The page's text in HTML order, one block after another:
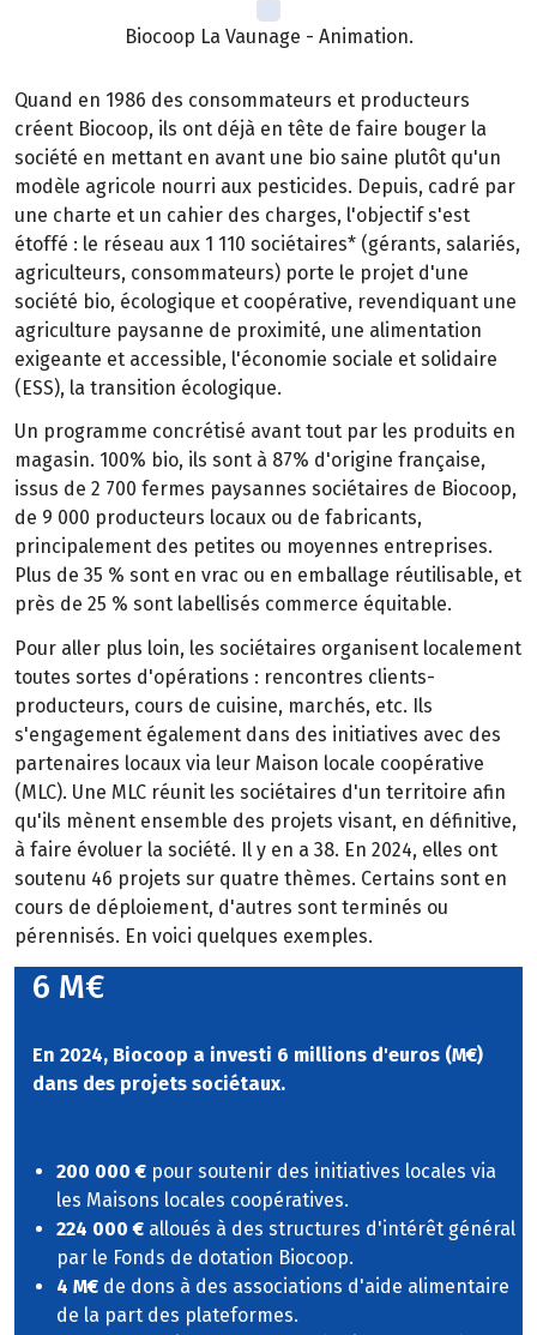
Biocoop La Vaunage - Animation.
Quand en 1986 des consommateurs et producteurs
créent Biocoop, ils ont déjà en tête de faire bouger la
société en mettant en avant une bio saine plutôt qu'un
modèle agricole nourri aux pesticides. Depuis, cadré par
une charte et un cahier des charges, l'objectif s'est
étoffé : le réseau aux 1 110 sociétaires* (gérants, salariés,
agriculteurs, consommateurs) porte le projet d'une
société bio, écologique et coopérative, revendiquant une
agriculture paysanne de proximité, une alimentation
exigeante et accessible, l'économie sociale et solidaire
(ESS), la transition écologique.
Un programme concrétisé avant tout par les produits en
magasin. 100% bio, ils sont à 87% d'origine française,
issus de 2 700 fermes paysannes sociétaires de Biocoop,
de 9 000 producteurs locaux ou de fabricants,
principalement des petites ou moyennes entreprises.
Plus de 35 % sont en vrac ou en emballage réutilisable, et
près de 25 % sont labellisés commerce équitable.
Pour aller plus loin, les sociétaires organisent localement
toutes sortes d'opérations : rencontres clients-
producteurs, cours de cuisine, marchés, etc. Ils
s'engagement également dans des initiatives avec des
partenaires locaux via leur Maison locale coopérative
(MLC). Une MLC réunit les sociétaires d'un territoire afin
qu'ils mènent ensemble des projets visant, en définitive,
à faire évoluer la société. Il y en a 38. En 2024, elles ont
soutenu 46 projets sur quatre thèmes. Certains sont en
cours de déploiement, d'autres sont terminés ou
pérennisés. En voici quelques exemples.
6 M€
En 2024, Biocoop a investi 6 millions d'euros (M€)
dans des projets sociétaux.
200 000 € pour soutenir des initiatives locales via
les Maisons locales coopératives.
224 000 € alloués à des structures d'intérêt général
par le Fonds de dotation Biocoop.
4 M€ de dons à des associations d'aide alimentaire
de la part des plateformes.